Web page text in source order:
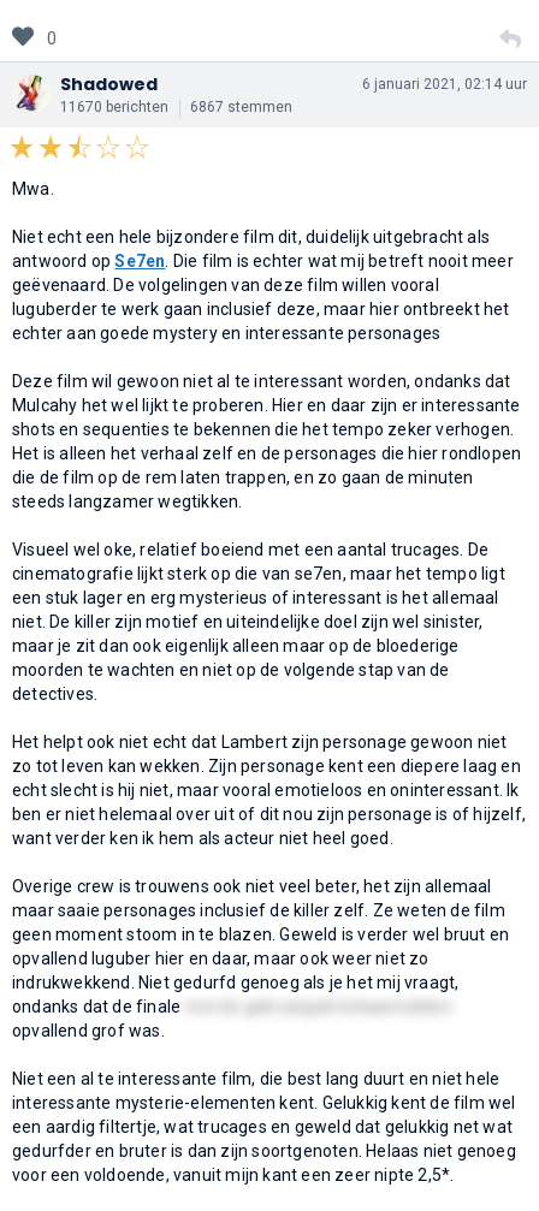
0
Shadowed
11670 berichten 6867 stemmen
6 januari 2021, 02:14 uur
Mwa.
Niet echt een hele bijzondere film dit, duidelijk uitgebracht als
antwoord opSe7en . Die film is echter wat mij betreft nooit meer
geëvenaard. De volgelingen van deze film willen vooral
luguberder te werk gaan inclusief deze, maar hier ontbreekt het
echter aan goede mystery en interessante personages
Deze film wil gewoon niet al te interessant worden, ondanks dat
Mulcahy het wel lijkt te proberen. Hier en daar zijn er interessante
shots en sequenties te bekennen die het tempo zeker verhogen.
Het is alleen het verhaal zelf en de personages die hier rondlopen
die de film op de rem laten trappen, en zo gaan de minuten
steeds langzamer wegtikken.
Visueel wel oke, relatief boeiend met een aantal trucages. De
cinematografie lijkt sterk op die van se7en, maar het tempo ligt
een stuk lager en erg mysterieus of interessant is het allemaal
niet. De killer zijn motief en uiteindelijke doel zijn wel sinister,
maar je zit dan ook eigenlijk alleen maar op de bloederige
moorden te wachten en niet op de volgende stap van de
detectives.
Het helpt ook niet echt dat Lambert zijn personage gewoon niet
zo tot leven kan wekken. Zijn personage kent een diepere laag en
echt slecht is hij niet, maar vooral emotieloos en oninteressant. Ik
ben er niet helemaal over uit of dit nou zijn personage is of hijzelf,
want verder ken ik hem als acteur niet heel goed.
Overige crew is trouwens ook niet veel beter, het zijn allemaal
maar saaie personages inclusief de killer zelf. Ze weten de film
geen moment stoom in te blazen. Geweld is verder wel bruut en
opvallend luguber hier en daar, maar ook weer niet zo
indrukwekkend. Niet gedurfd genoeg als je het mij vraagt,
ondanks dat de finale
opvallend grof was.
Niet een al te interessante film, die best lang duurt en niet hele
interessante mysterie-elementen kent. Gelukkig kent de film wel
een aardig filtertje, wat trucages en geweld dat gelukkig net wat
gedurfder en bruter is dan zijn soortgenoten. Helaas niet genoeg
voor een voldoende, vanuit mijn kant een zeer nipte 2,5*.